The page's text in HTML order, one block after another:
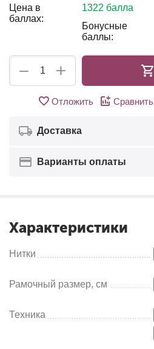
Цена в
баллах:
1322 балла
Бонусные
баллы:
+
−
Отложить Сравнить
Доставка
Варианты оплаты
Характеристики
Нитки
Рамочный размер, см
Техника